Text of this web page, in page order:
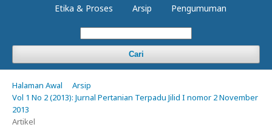
Etika & Proses Arsip Pengumuman
Cari
Halaman Awal
Arsip
Vol 1 No 2 (2013): Jurnal Pertanian Terpadu Jilid I nomor 2 November
2013
Artikel